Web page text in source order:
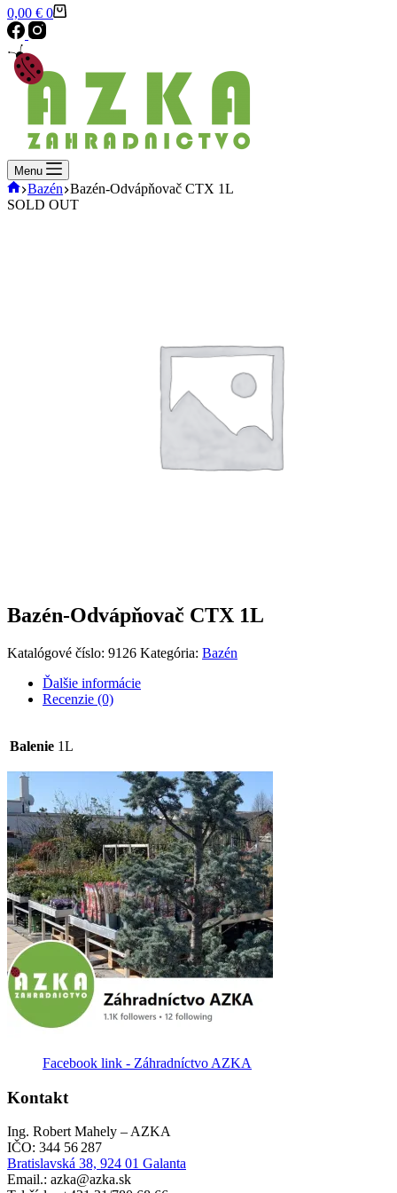
Shopping
cart
0,00 € 0
Menu
Domov
Bazén Bazén-Odvápňovač CTX 1L
SOLD OUT
Bazén-Odvápňovač CTX 1L
Katalógové číslo: 9126 Kategória: Bazén
Ďalšie informácie
Recenzie (0)
Balenie 1L
Facebook link - Záhradníctvo AZKA
Kontakt
Ing. Robert Mahely – AZKA
IČO: 344 56 287
Bratislavská 38, 924 01 Galanta
Email.: azka@azka.sk